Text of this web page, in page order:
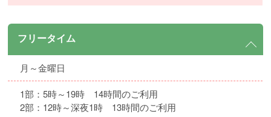
フリータイム
月～金曜日
1部：5時～19時 14時間のご利用
2部：12時～深夜1時 13時間のご利用